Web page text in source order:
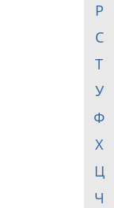
Р
С
Т
У
Ф
Х
Ц
Ч